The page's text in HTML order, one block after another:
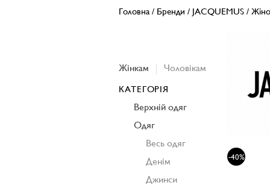
Головна / Бренди / JACQUEMUS /
-40%
Жінкам Чоловікам
КАТЕГОРІЯ
Верхній одяг
Одяг
Весь одяг
Денім
Джинси